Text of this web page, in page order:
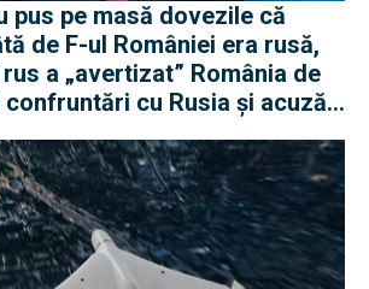
pus pe masă dovezile că
de F-ul României era rusă,
a „avertizat” România de
cu Rusia și acuză